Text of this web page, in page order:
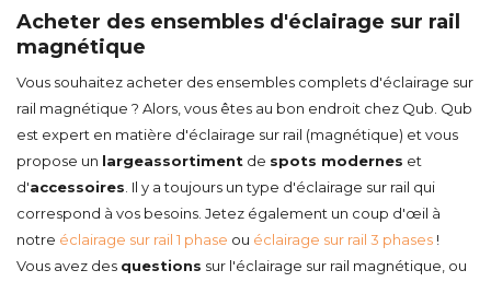
Acheter des ensembles d'éclairage sur rail
magnétique
Vous souhaitez acheter des ensembles complets d'éclairage sur
rail magnétique ? Alors, vous êtes au bon endroit chez Qub. Qub
est expert en matière d'éclairage sur rail (magnétique) et vous
propose un largeassortiment de spots modernes et
d'accessoires . Il y a toujours un type d'éclairage sur rail qui
correspond à vos besoins. Jetez également un coup d'œil à
notre éclairage sur rail 1 phase ou éclairage sur rail 3 phases !
Vous avez des questions sur l'éclairage sur rail magnétique, ou